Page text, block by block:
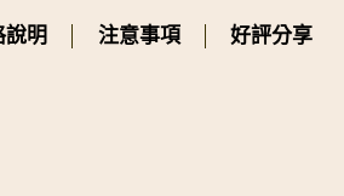
說明 注意事項 好評分享